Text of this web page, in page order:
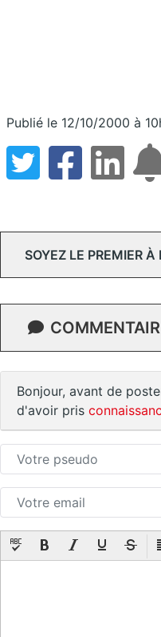
Publié le 12/10/2000 à
SOYEZ LE PREMIER
Bonjour, avant de
d'avoir pris